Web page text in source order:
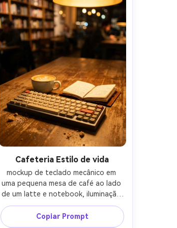
Cafeteria Estilo de vida
mockup de teclado mecânico em
uma pequena mesa de café ao lado
de um latte e notebook, iluminação
quente e aconchegante de
tungstênio, profundidade de campo
rasa com bokeh suave,
Copiar Prompt